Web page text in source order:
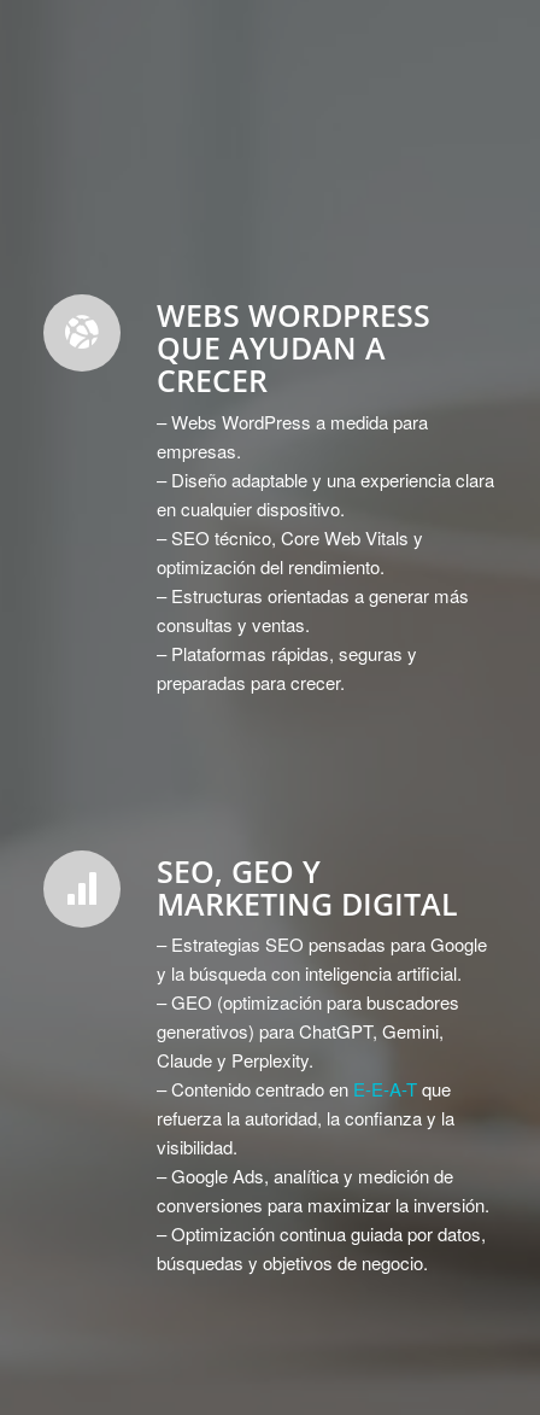
WEBS WORDPRESS
QUE AYUDAN A
CRECER
– Webs WordPress a medida para
empresas.
– Diseño adaptable y una experiencia clara
en cualquier dispositivo.
– SEO técnico, Core Web Vitals y
optimización del rendimiento.
– Estructuras orientadas a generar más
consultas y ventas.
– Plataformas rápidas, seguras y
preparadas para crecer.
SEO, GEO Y
MARKETING DIGITAL
– Estrategias SEO pensadas para Google
y la búsqueda con inteligencia artificial.
– GEO (optimización para buscadores
generativos) para ChatGPT, Gemini,
Claude y Perplexity.
– Contenido centrado en E-E-A-Tque
refuerza la autoridad, la confianza y la
visibilidad.
– Google Ads, analítica y medición de
conversiones para maximizar la inversión.
– Optimización continua guiada por datos,
búsquedas y objetivos de negocio.